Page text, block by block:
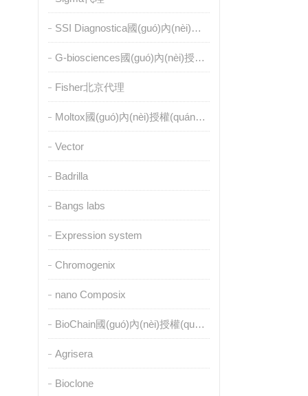
SSI Diagnostica國(guó)內(nèi)授權(quán)代理
G-biosciences國(guó)內(nèi)授權(quán)代理
Fisher北京代理
Moltox國(guó)內(nèi)授權(quán)代理
Vector
Badrilla
Bangs labs
Expression system
Chromogenix
nano Composix
BioChain國(guó)內(nèi)授權(quán)代理
Agrisera
Bioclone